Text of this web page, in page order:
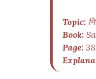
Topic:
Book:
Page: